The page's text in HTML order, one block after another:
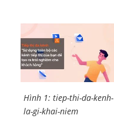
Hình 1: tiep-thi-da-kenh-
la-gi-khai-niem